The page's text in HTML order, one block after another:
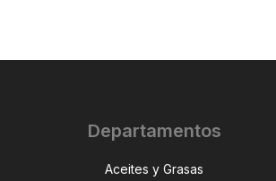
Departamentos
Aceites y Grasas